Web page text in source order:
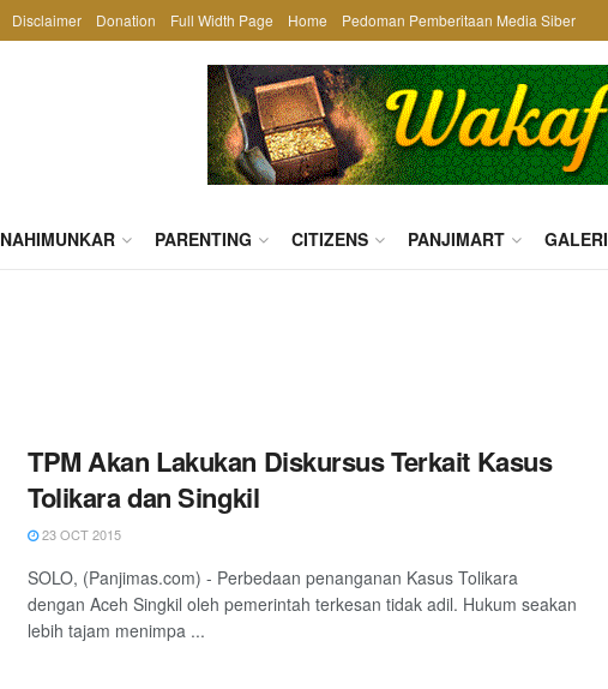
Disclaimer Donation Full Width Page Home Pedoman Pemberitaan Media Siber
NAHIMUNKAR PARENTING CITIZENS PANJIMART GALERI
TPM Akan Lakukan Diskursus Terkait Kasus
Tolikara dan Singkil
23 OCT 2015
SOLO, (Panjimas.com) - Perbedaan penanganan Kasus Tolikara
dengan Aceh Singkil oleh pemerintah terkesan tidak adil. Hukum seakan
lebih tajam menimpa ...